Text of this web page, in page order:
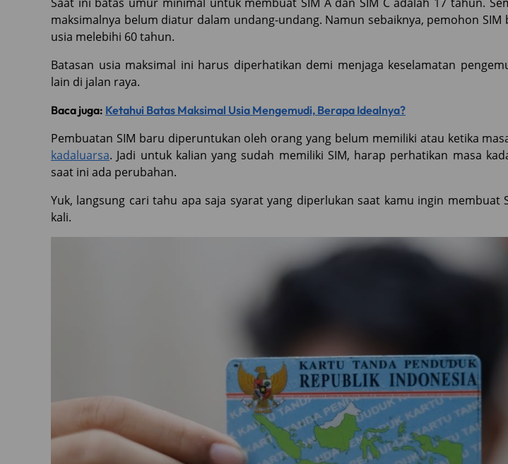
maksimalnya belum diatur dalam undang-undang. Namun sebaiknya, pemohon
usia melebihi 60 tahun.
Batasan usia maksimal ini harus diperhatikan demi menjaga keselamatan
lain di jalan raya.
Baca juga: Ketahui Batas Maksimal Usia Mengemudi, Berapa Idealnya?
Pembuatan SIM baru diperuntukan oleh orang yang belum memiliki atau ketika
kadaluarsa. Jadi untuk kalian yang sudah memiliki SIM, harap perhatikan masa
saat ini ada perubahan.
Yuk, langsung cari tahu apa saja syarat yang diperlukan saat kamu ingin membuat
kali.